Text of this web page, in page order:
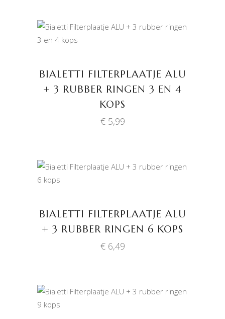
BIALETTI FILTERPLAATJE ALU
+ 3 RUBBER RINGEN 3 EN 4
KOPS
€5,99
BIALETTI FILTERPLAATJE ALU
+ 3 RUBBER RINGEN 6 KOPS
€6,49